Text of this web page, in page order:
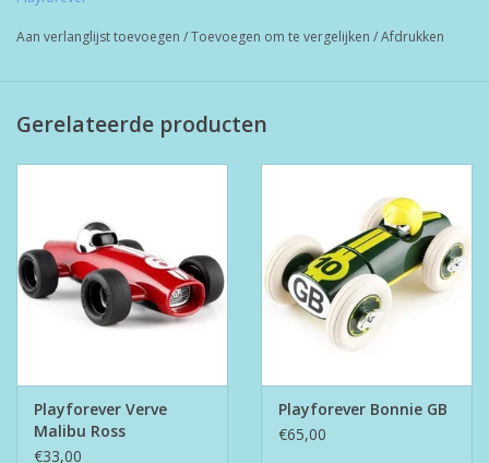
Aan verlanglijst toevoegen /Toevoegen om te vergelijken /Afdrukken
Gerelateerde producten
Playforever Verve
Malibu Ross
€33,00
Playforever Bonnie GB
€65,00